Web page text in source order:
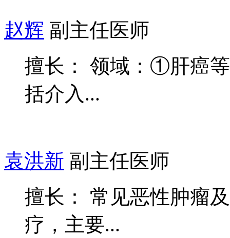
赵辉 副主任医师
擅长： 领域：①肝癌
括介入...
袁洪新 副主任医师
擅长： 常见恶性肿瘤
疗，主要...